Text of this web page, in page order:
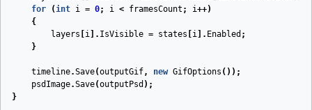
for
(int i = 0; i < framesCount ; i++)
{
layers
i ]. IsVisible = states i ]. Enabled ;
}
timeline.Save(outputGif, new GifOptions ());
psdImage.Save(outputPsd );
}